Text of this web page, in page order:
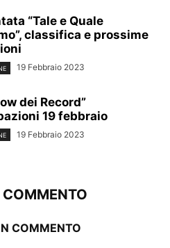
“Tale e Quale
classifica e prossime
19 Febbraio 2023
dei Record”
19 febbraio
19 Febbraio 2023
COMMENTO